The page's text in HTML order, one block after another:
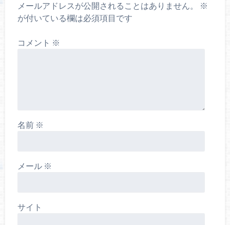
メールアドレスが公開されることはありません。
※
が付いている欄は必須項目です
コメント ※
名前 ※
メール ※
サイト